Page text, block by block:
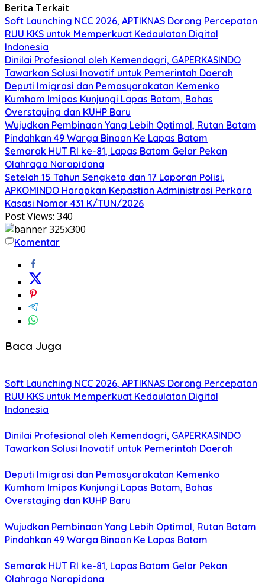
Berita Terkait
Soft Launching NCC 2026, APTIKNAS Dorong Percepatan
RUU KKS untuk Memperkuat Kedaulatan Digital
Indonesia
Dinilai Profesional oleh Kemendagri, GAPERKASINDO
Tawarkan Solusi Inovatif untuk Pemerintah Daerah
Deputi Imigrasi dan Pemasyarakatan Kemenko
Kumham Imipas Kunjungi Lapas Batam, Bahas
Overstaying dan KUHP Baru
Wujudkan Pembinaan Yang Lebih Optimal, Rutan Batam
Pindahkan 49 Warga Binaan Ke Lapas Batam
Semarak HUT RI ke-81, Lapas Batam Gelar Pekan
Olahraga Narapidana
Setelah 15 Tahun Sengketa dan 17 Laporan Polisi,
APKOMINDO Harapkan Kepastian Administrasi Perkara
Kasasi Nomor 431 K/TUN/2026
Post Views: 340
Komentar
Baca Juga
Soft Launching NCC 2026, APTIKNAS Dorong Percepatan
RUU KKS untuk Memperkuat Kedaulatan Digital
Indonesia
Dinilai Profesional oleh Kemendagri, GAPERKASINDO
Tawarkan Solusi Inovatif untuk Pemerintah Daerah
Deputi Imigrasi dan Pemasyarakatan Kemenko
Kumham Imipas Kunjungi Lapas Batam, Bahas
Overstaying dan KUHP Baru
Wujudkan Pembinaan Yang Lebih Optimal, Rutan Batam
Pindahkan 49 Warga Binaan Ke Lapas Batam
Semarak HUT RI ke-81, Lapas Batam Gelar Pekan
Olahraga Narapidana